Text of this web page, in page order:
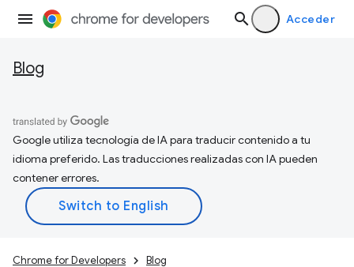
Acceder
Blog
Google utiliza tecnología de IA para traducir contenido a tu
idioma preferido. Las traducciones realizadas con IA pueden
contener errores.
Chrome for Developers Blog